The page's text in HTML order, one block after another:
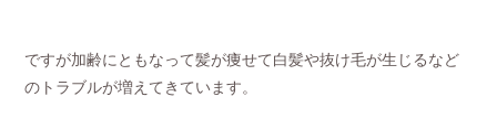
ですが加齢にともなって髪が痩せて白髪や抜け毛が生じるなど
のトラブルが増えてきています。